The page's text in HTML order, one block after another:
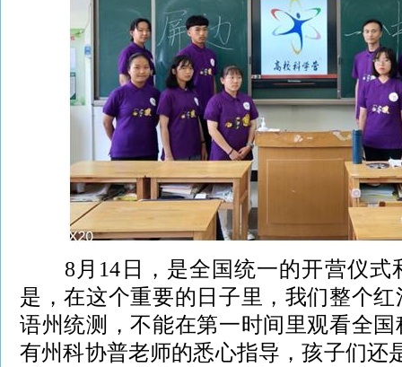
8月14日，是全国统一的开营仪式
是，在这个重要的日子里，我们整个
语州统测，不能在第一时间里观看全
有州科协普老师的悉心指导，孩子们还